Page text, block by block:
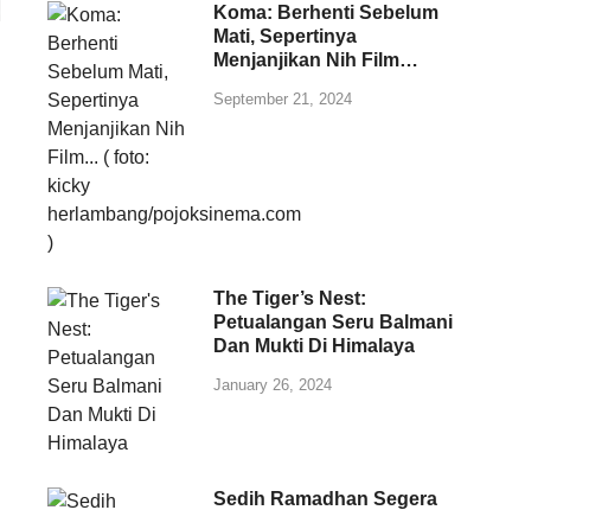
Koma: Berhenti Sebelum
Mati, Sepertinya
Menjanjikan Nih Film…
September 21, 2024
The Tiger’s Nest:
Petualangan Seru Balmani
Dan Mukti Di Himalaya
January 26, 2024
Sedih Ramadhan Segera